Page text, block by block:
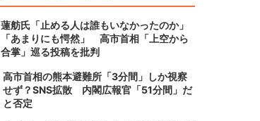
蓮舫氏「止める人は誰もいなかったのか」
「あまりにも愕然」 高市首相「上空から
合掌」巡る投稿を批判
高市首相の熊本避難所「3分間」しか視察
せず？SNS拡散 内閣広報官「51分間」だ
と否定